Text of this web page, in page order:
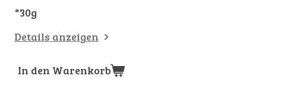
*30g
Details anzeigen
In den Warenkorb